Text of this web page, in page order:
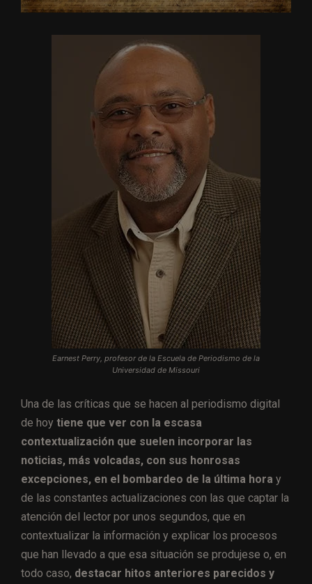
Earnest Perry, profesor de la Escuela de Periodismo de la
Universidad de Missouri
Una de las críticas que se hacen al periodismo digital
de hoy tiene que ver con la escasa
contextualización que suelen incorporar las
noticias, más volcadas, con sus honrosas
excepciones, en el bombardeo de la última hora y
de las constantes actualizaciones con las que captar la
atención del lector por unos segundos, que en
contextualizar la información y explicar los procesos
que han llevado a que esa situación se produjese o, en
todo caso, destacar hitos anteriores parecidos y